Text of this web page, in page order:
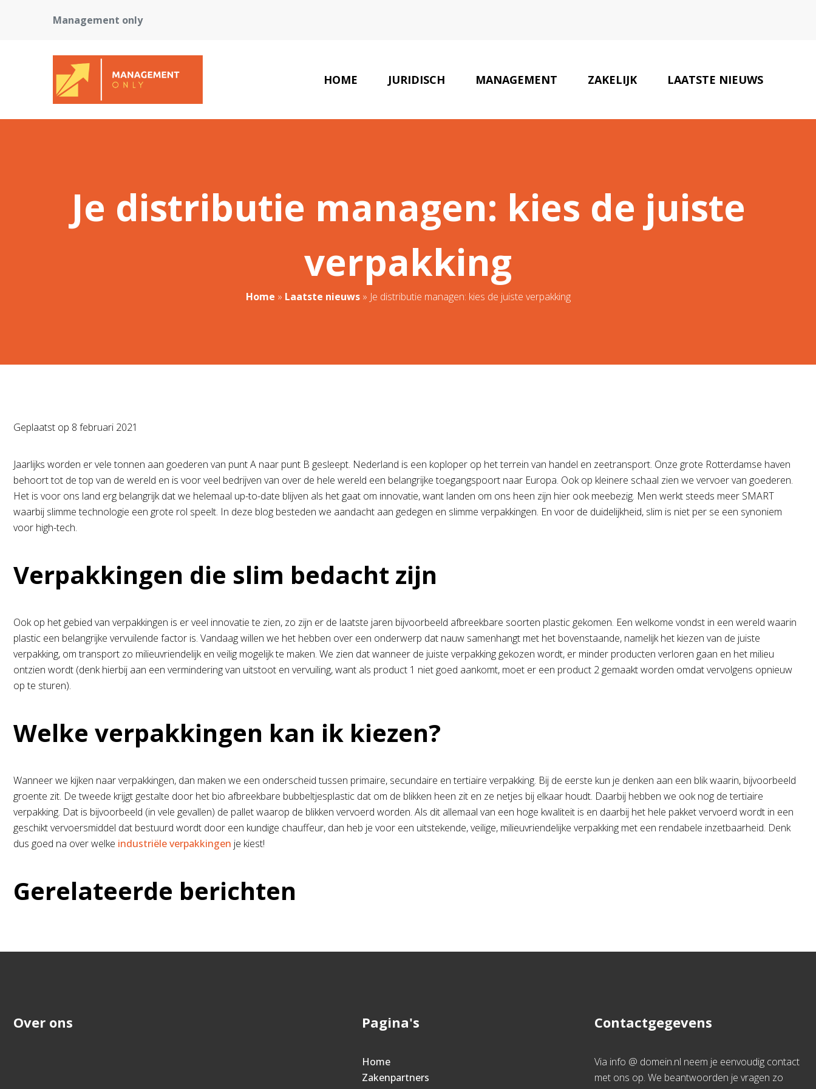
Management only
HOME JURIDISCH MANAGEMENT ZAKELIJK LAATSTE NIEUWS
Je distributie managen: kies de juiste
verpakking
Home » Laatste nieuws» Je distributie managen: kies de juiste verpakking
Geplaatst op 8 februari 2021
Jaarlijks worden er vele tonnen aan goederen van punt A naar punt B gesleept. Nederland is een koploper op het terrein van handel en zeetransport. Onze grote Rotterdamse haven
behoort tot de top van de wereld en is voor veel bedrijven van over de hele wereld een belangrijke toegangspoort naar Europa. Ook op kleinere schaal zien we vervoer van goederen.
Het is voor ons land erg belangrijk dat we helemaal up-to-date blijven als het gaat om innovatie, want landen om ons heen zijn hier ook meebezig. Men werkt steeds meer SMART
waarbij slimme technologie een grote rol speelt. In deze blog besteden we aandacht aan gedegen en slimme verpakkingen. En voor de duidelijkheid, slim is niet per se een synoniem
voor high-tech.
Verpakkingen die slim bedacht zijn
Ook op het gebied van verpakkingen is er veel innovatie te zien, zo zijn er de laatste jaren bijvoorbeeld afbreekbare soorten plastic gekomen. Een welkome vondst in een wereld waarin
plastic een belangrijke vervuilende factor is. Vandaag willen we het hebben over een onderwerp dat nauw samenhangt met het bovenstaande, namelijk het kiezen van de juiste
verpakking, om transport zo milieuvriendelijk en veilig mogelijk te maken. We zien dat wanneer de juiste verpakking gekozen wordt, er minder producten verloren gaan en het milieu
ontzien wordt (denk hierbij aan een vermindering van uitstoot en vervuiling, want als product 1 niet goed aankomt, moet er een product 2 gemaakt worden omdat vervolgens opnieuw
op te sturen).
Welke verpakkingen kan ik kiezen?
Wanneer we kijken naar verpakkingen, dan maken we een onderscheid tussen primaire, secundaire en tertiaire verpakking. Bij de eerste kun je denken aan een blik waarin, bijvoorbeeld
groente zit. De tweede krijgt gestalte door het bio afbreekbare bubbeltjesplastic dat om de blikken heen zit en ze netjes bij elkaar houdt. Daarbij hebben we ook nog de tertiaire
verpakking. Dat is bijvoorbeeld (in vele gevallen) de pallet waarop de blikken vervoerd worden. Als dit allemaal van een hoge kwaliteit is en daarbij het hele pakket vervoerd wordt in een
geschikt vervoersmiddel dat bestuurd wordt door een kundige chauffeur, dan heb je voor een uitstekende, veilige, milieuvriendelijke verpakking met een rendabele inzetbaarheid. Denk
dus goed na over welke industriële verpakkingen je kiest!
Gerelateerde berichten
Over ons Pagina's
Home
Zakenpartners
Contactgegevens
Via info @ domein.nl neem je eenvoudig contact
met ons op. We beantwoorden je vragen zo